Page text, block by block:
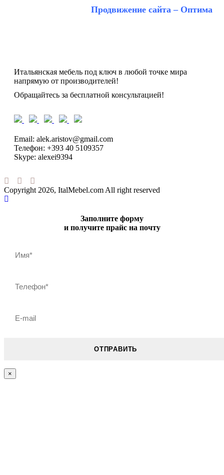
Продвижение сайта – Оптима
Итальянская мебель под ключ в любой точке мира
напрямую от производителей!
Обращайтесь за бесплатной консультацией!
Email: alek.aristov@gmail.com
Телефон: +393 40 5109357
Skype: alexei9394
Copyright 2026, ItalMebel.com All right reserved
Заполните форму
и получите прайс на почту
×